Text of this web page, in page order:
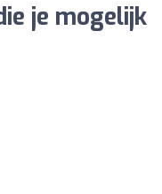
je mogelijk